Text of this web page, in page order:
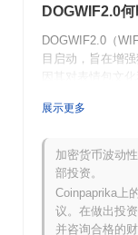
DOGWIF2.0
DOGWIF2.0（
目启动，旨在增
因其对表情包文
与。
DOGWIF2.0未
DOGWIF2.0（
展。即将推出的
参与和实用性的
划与各种DeFi平
展示更多
加密货币波动
部投资。
Coinpaprika上
议。在做出投
并咨询合格的财